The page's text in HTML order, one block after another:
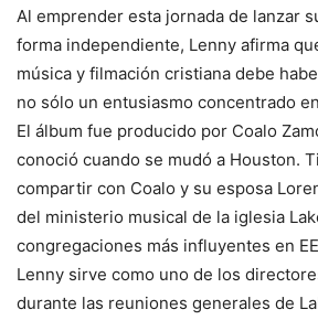
Al emprender esta jornada de lanzar
forma independiente, Lenny afirma
música y filmación cristiana debe
no sólo un entusiasmo concentrado en
El álbum fue producido por Coalo
conoció cuando se mudó a Houston.
compartir con Coalo y su esposa
del ministerio musical de la iglesia
congregaciones más influyentes en
Lenny sirve como uno de los
durante las reuniones generales de